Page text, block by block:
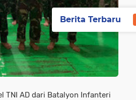
TNI AD dari Batalyon Infanteri
Berita Terbaru